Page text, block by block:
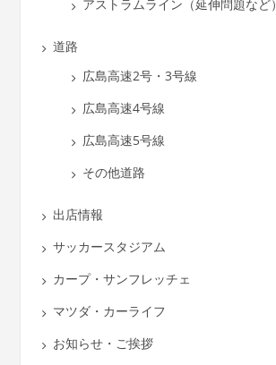
アストラムライン（延伸問題など）
道路
広島高速2号・3号線
広島高速4号線
広島高速5号線
その他道路
出店情報
サッカースタジアム
カープ・サンフレッチェ
マツダ・カーライフ
お知らせ・ご挨拶